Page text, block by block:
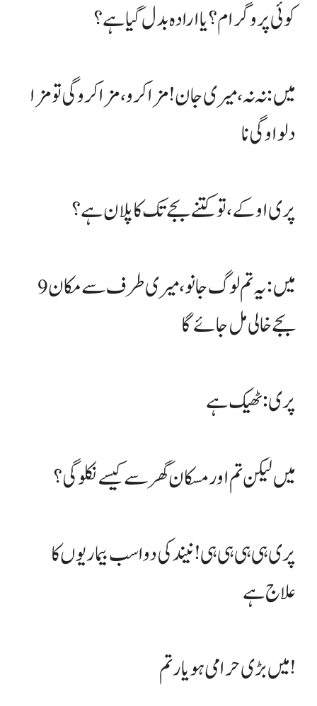
کوئی پروگرام؟ یا ارادہ بدل گیا ہے؟
میں : نہ نہ، میری جان! مزا کرو، مزا کرو گی تو مزا
دلواو گی نا
پری اوکے، تو کتنے بجے تک کا پلان ہے؟
میں : یہ تم لوگ جانو، میری طرف سے مکان 9
بجے خالی مل جائے گا
پری: ٹھیک ہے
میں لیکن تم اور مسکان گھر سے کیسے نکلو گی؟
پری ہی ہی ہی ہی ! نیند کی دوا سب بیماریوں کا
علاج ہے
میں بڑی حرامی ہو یار تم !